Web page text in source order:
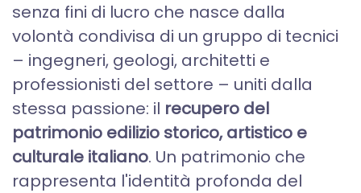
senza fini di lucro che nasce dalla
volontà condivisa di un gruppo di tecnici
– ingegneri, geologi, architetti e
professionisti del settore – uniti dalla
stessa passione: il recupero del
patrimonio edilizio storico, artistico e
culturale italiano. Un patrimonio che
rappresenta l'identità profonda del